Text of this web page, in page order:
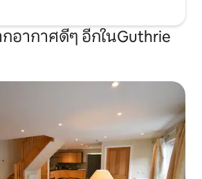
อากาศดีๆ อีกในGuthrie